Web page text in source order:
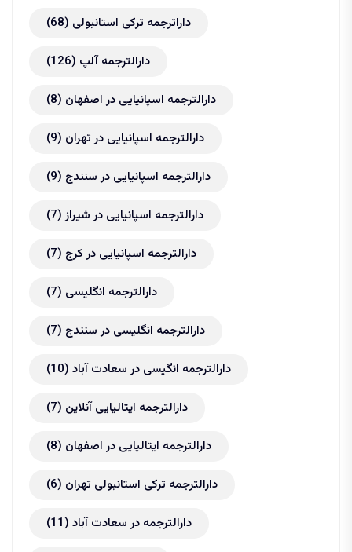
داراترجمه ترکی استانبولی (68)
دارالترجمه آلپ (126)
دارالترجمه اسپانیایی در اصفهان (8)
دارالترجمه اسپانیایی در تهران (9)
دارالترجمه اسپانیایی در سنندج (9)
دارالترجمه اسپانیایی در شیراز(7)
دارالترجمه اسپانیایی در کرج (7)
دارالترجمه انگلیسی (7)
دارالترجمه انگلیسی در سنندج (7)
دارالترجمه انگیسی در سعادت آباد (10)
دارالترجمه ایتالیایی آنلاین (7)
دارالترجمه ایتالیایی در اصفهان (8)
دارالترجمه ترکی استانبولی تهران (6)
دارالترجمه در سعادت آباد (11)